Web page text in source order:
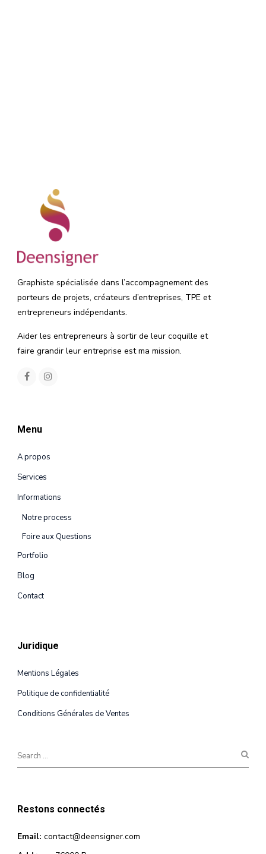
Graphiste spécialisée dans l’accompagnement des
porteurs de projets, créateurs d’entreprises, TPE et
entrepreneurs indépendants.
Aider les entrepreneurs à sortir de leur coquille et
faire grandir leur entreprise est ma mission.
Menu
A propos
Services
Informations
Notre process
Foire aux Questions
Portfolio
Blog
Contact
Juridique
Mentions Légales
Politique de confidentialité
Conditions Générales de Ventes
Restons connectés
Email: contact@deensigner.com